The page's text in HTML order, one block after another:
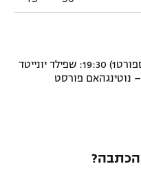
17:30: מנצ'סטר יונייטד – ליברפול (ספורט1) 19:30: שפילד יונייטד
טוטנהאם – נוטינגהאם פורסט